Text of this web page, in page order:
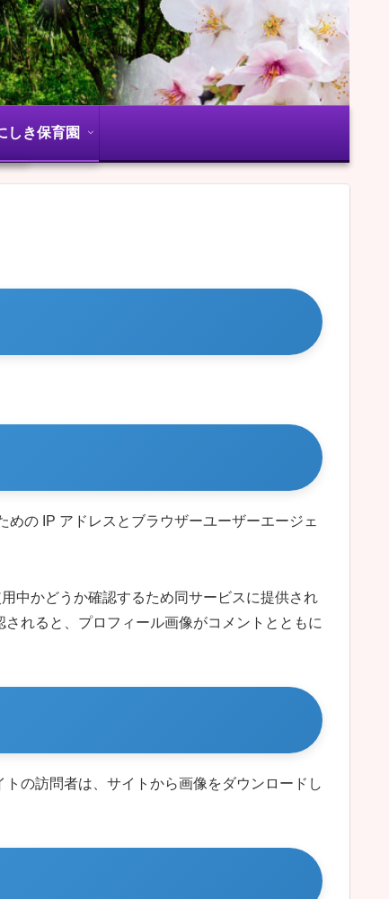
しき保育園
の IP アドレスとブラウザーユーザーエージェ
中かどうか確認するため同サービスに提供され
れると、プロフィール画像がコメントとともに
の訪問者は、サイトから画像をダウンロードし